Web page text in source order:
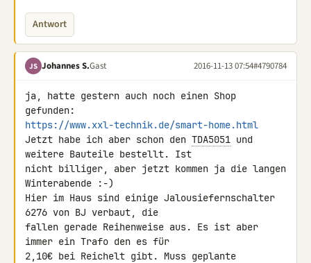
Antwort
JS Johannes S.Gast 2016-11-13 07:54#4790784
ja, hatte gestern auch noch einen Shop
https://www.xxl-technik.de/smart-home.html
Jetzt habe ich aber schon den TDA5051 und
weitere Bauteile bestellt. Ist
nicht billiger, aber jetzt kommen ja die langen
Winterabende :-)
Hier im Haus sind einige Jalousiefernschalter
6276 von BJ verbaut, die
fallen gerade Reihenweise aus. Es ist aber
immer ein Trafo den es für
2,10€ bei Reichelt gibt. Muss geplante